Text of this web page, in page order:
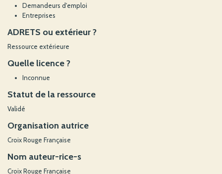
Demandeurs d'emploi
Entreprises
ADRETS ou extérieur ?
Ressource extérieure
Quelle licence ?
Inconnue
Statut de la ressource
Validé
Organisation autrice
Croix Rouge Française
Nom auteur-rice-s
Croix Rouge Française